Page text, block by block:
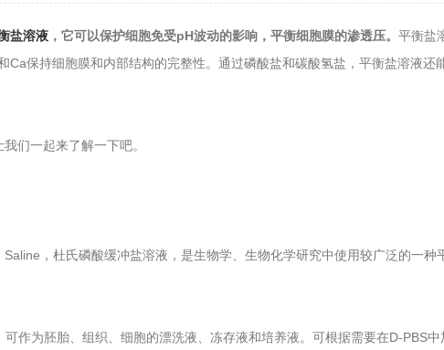
盐溶液 ，它可以保护细胞免受pH波动的影响，平衡细胞膜的渗透压。平衡盐
Ca保持细胞膜和内部结构的完整性。通过磷酸盐和碳酸氢盐，平衡盐溶液
们一起来了解一下吧。
，杜氏磷酸缓冲盐溶液，是生物学、生物化学研究中使用较广泛的一种
为胚胎、组织、细胞的漂洗液、冻存液和培养液。可根据需要在D-PBS中